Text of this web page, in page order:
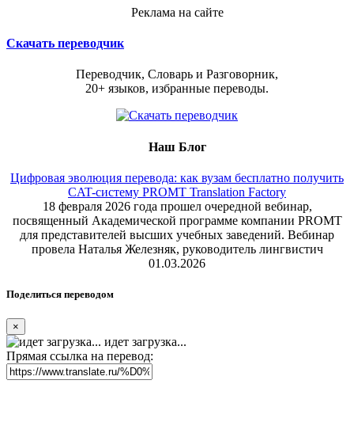
Реклама на сайте
Скачать переводчик
Переводчик, Словарь и Разговорник,
20+ языков, избранные переводы.
Наш Блог
Цифровая эволюция перевода: как вузам бесплатно получить
CAT-систему PROMT Translation Factory
18 февраля 2026 года прошел очередной вебинар,
посвященный Академической программе компании PROMT
для представителей высших учебных заведений. Вебинар
провела Наталья Железняк, руководитель лингвистич
01.03.2026
Поделиться переводом
×
идет загрузка...
Прямая ссылка на перевод: